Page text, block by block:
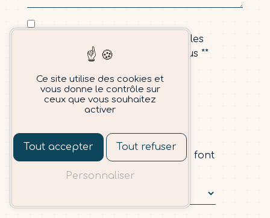
En cochant cette case, j'accepte les
conditions particulières ci-dessous **
Vous n'êtes pas un
répondre à cette
question : combien font
deux plus zéro ?
Ce site utilise des cookies et
vous donne le contrôle sur
ceux que vous souhaitez
activer
Tout accepter Tout refuser
Personnaliser